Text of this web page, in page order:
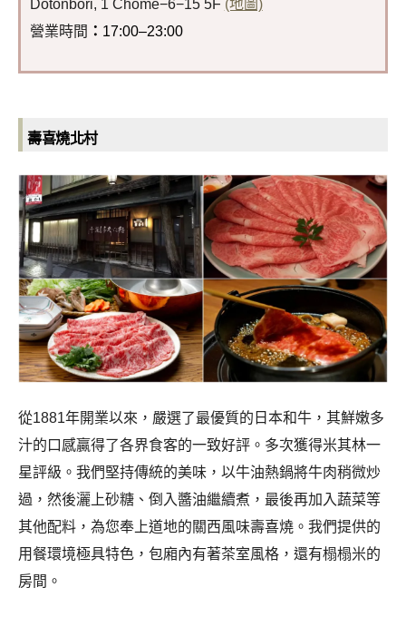
Dotonbori, 1 Chome−6−15 5F (地圖)
營業時間 ： 17:00–23:00
壽喜燒北村
從1881年開業以來，嚴選了最優質的日本和牛，其鮮嫩多
汁的口感贏得了各界食客的一致好評。多次獲得米其林一
星評級。我們堅持傳統的美味，以牛油熱鍋將牛肉稍微炒
過，然後灑上砂糖、倒入醬油繼續煮，最後再加入蔬菜等
其他配料，為您奉上道地的關西風味壽喜燒。我們提供的
用餐環境極具特色，包廂內有著茶室風格，還有榻榻米的
房間。